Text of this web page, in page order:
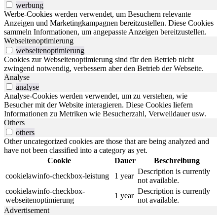
werbung
Werbe-Cookies werden verwendet, um Besuchern relevante
Anzeigen und Marketingkampagnen bereitzustellen. Diese Cookies
sammeln Informationen, um angepasste Anzeigen bereitzustellen.
Webseitenoptimierung
webseitenoptimierung
Cookies zur Webseitenoptimierung sind für den Betrieb nicht
zwingend notwendig, verbessern aber den Betrieb der Webseite.
Analyse
analyse
Analyse-Cookies werden verwendet, um zu verstehen, wie
Besucher mit der Website interagieren. Diese Cookies liefern
Informationen zu Metriken wie Besucherzahl, Verweildauer usw.
Others
others
Other uncategorized cookies are those that are being analyzed and
have not been classified into a category as yet.
Cookie
Dauer
Beschreibung
cookielawinfo-checkbox-leistung
1 year
Description is currently
not available.
cookielawinfo-checkbox-
webseitenoptimierung
1 year
Description is currently
not available.
Advertisement